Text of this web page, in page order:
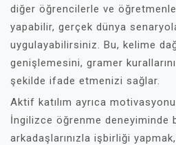
diğer öğrencilerle ve
yapabilir, gerçek dünya
uygulayabilirsiniz. Bu, kelime
genişlemesini, gramer
şekilde ifade etmenizi sağlar.
Aktif katılım ayrıca
İngilizce öğrenme deneyiminde
arkadaşlarınızla işbirliği